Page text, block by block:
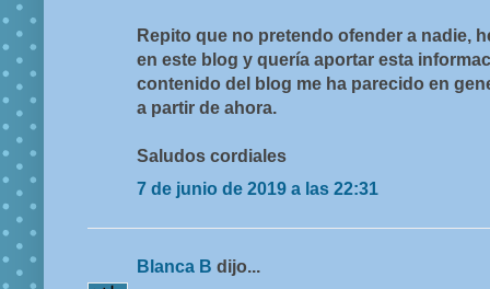
Repito que no pretendo ofender a nadie,
en este blog y quería aportar esta
contenido del blog me ha parecido en
a partir de ahora.
Saludos cordiales
7 de junio de 2019 a las 22:31
Blanca B dijo...